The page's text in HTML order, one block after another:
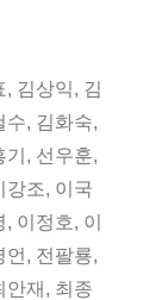
, 김상익, 김
수, 김화숙,
, 선우훈,
강조, 이국
, 이정호, 이
언 , 전팔룡,
안재 , 최종